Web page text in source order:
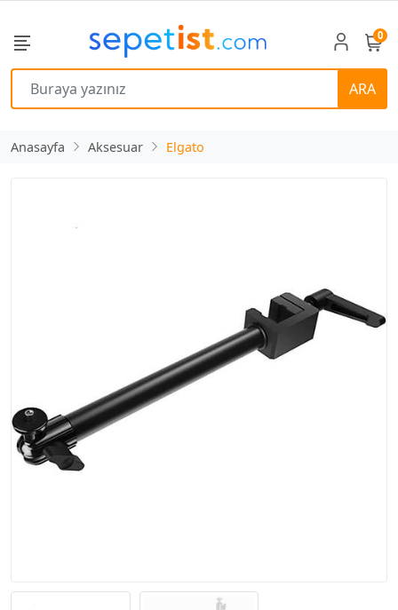
ARA
0
Anasayfa Aksesuar Elgato